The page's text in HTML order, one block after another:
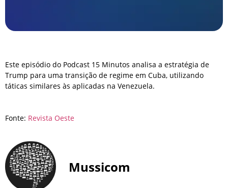
Este episódio do Podcast 15 Minutos analisa a estratégia de
Trump para uma transição de regime em Cuba, utilizando
táticas similares às aplicadas na Venezuela.
Fonte: Revista Oeste
Mussicom